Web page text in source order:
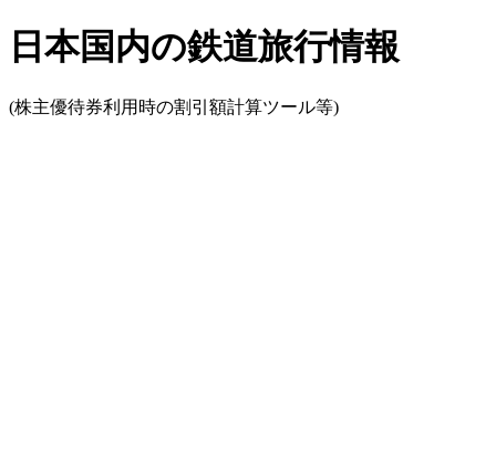
日本国内の鉄道旅行情報
(株主優待券利用時の割引額計算ツール等)